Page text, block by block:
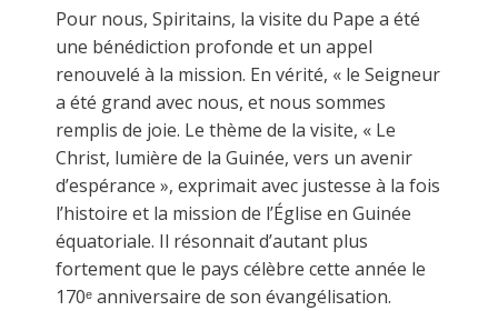
Pour nous, Spiritains, la visite du Pape a été
une bénédiction profonde et un appel
renouvelé à la mission. En vérité, « le Seigneur
a été grand avec nous, et nous sommes
remplis de joie. Le thème de la visite, « Le
Christ, lumière de la Guinée, vers un avenir
d’espérance », exprimait avec justesse à la fois
l’histoire et la mission de l’Église en Guinée
équatoriale. Il résonnait d’autant plus
fortement que le pays célèbre cette année le
170ᵉ anniversaire de son évangélisation.